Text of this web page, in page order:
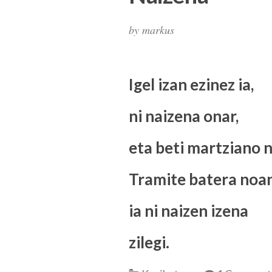
by markus
Igel izan ezinez ia,
ni naizena onar,
eta beti martziano
Tramite batera
ia ni naizen izena
zilegi.